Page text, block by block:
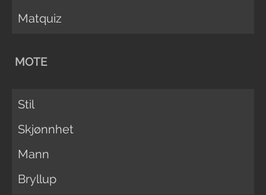
Matquiz
MOTE
Stil
Skjønnhet
Mann
Bryllup